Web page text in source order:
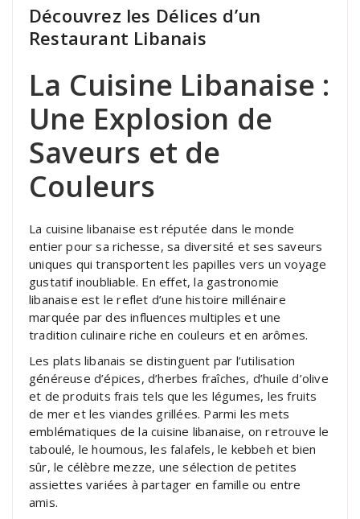
Découvrez les Délices d’un
Restaurant Libanais
La Cuisine Libanaise :
Une Explosion de
Saveurs et de
Couleurs
La cuisine libanaise est réputée dans le monde
entier pour sa richesse, sa diversité et ses saveurs
uniques qui transportent les papilles vers un voyage
gustatif inoubliable. En effet, la gastronomie
libanaise est le reflet d’une histoire millénaire
marquée par des influences multiples et une
tradition culinaire riche en couleurs et en arômes.
Les plats libanais se distinguent par l’utilisation
généreuse d’épices, d’herbes fraîches, d’huile d’olive
et de produits frais tels que les légumes, les fruits
de mer et les viandes grillées. Parmi les mets
emblématiques de la cuisine libanaise, on retrouve le
taboulé, le houmous, les falafels, le kebbeh et bien
sûr, le célèbre mezze, une sélection de petites
assiettes variées à partager en famille ou entre
amis.